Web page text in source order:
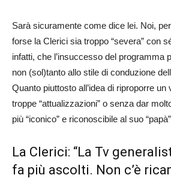
Sarà sicuramente come dice lei. Noi,
forse la Clerici sia troppo “severa” con
infatti, che l’insuccesso del programma
non (sol)tanto allo stile di conduzione
Quanto piuttosto all’idea di riproporre
troppe “attualizzazioni” o senza dar
più “iconico” e riconoscibile al suo
La Clerici: “La Tv
fa più ascolti. Non c’è